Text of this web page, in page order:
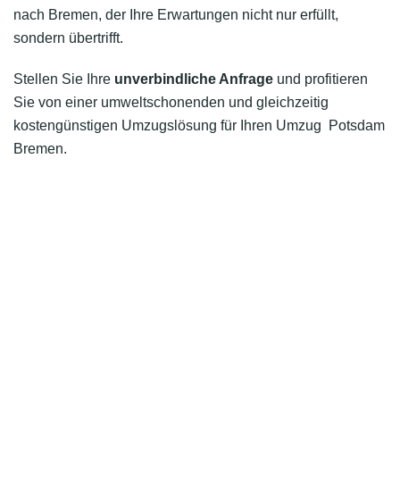
nach Bremen, der Ihre Erwartungen nicht nur erfüllt,
sondern übertrifft.
Stellen Sie Ihre unverbindliche Anfrage und profitieren
Sie von einer umweltschonenden und gleichzeitig
kostengünstigen Umzugslösung für Ihren Umzug Potsdam
Bremen.